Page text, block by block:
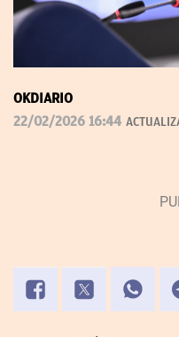
OKDIARIO
22/02/2026 16:44